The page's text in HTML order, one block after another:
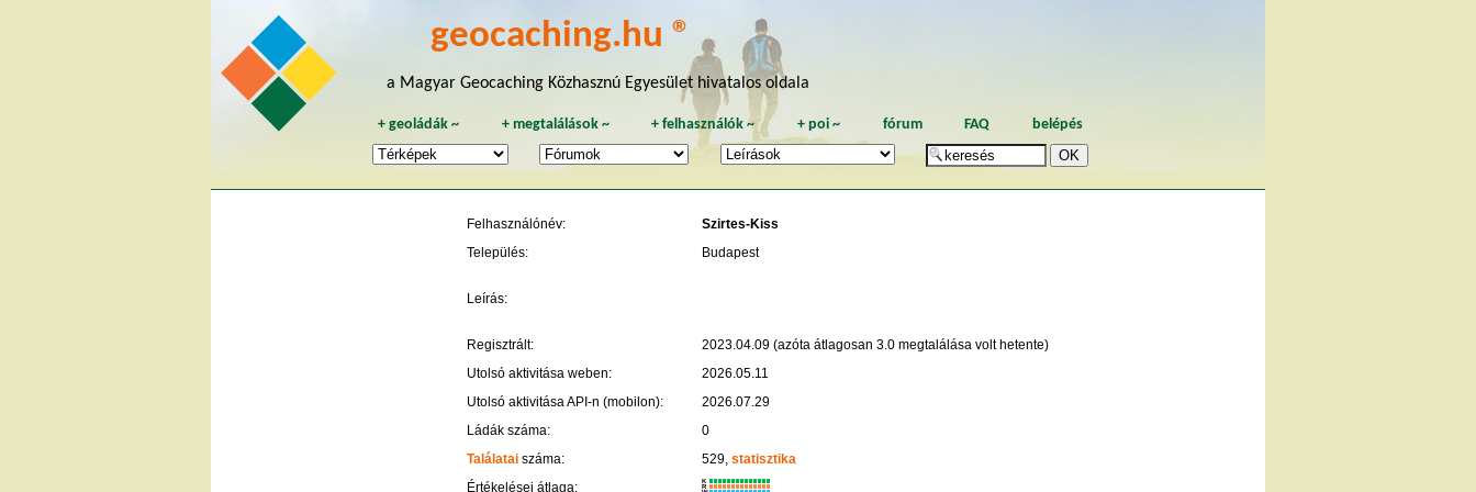
geocaching.hu ®
a Magyar Geocaching Közhasznú Egyesület hivatalos oldala
+geoládák ~ + megtalálások~ +felhasználók ~ + poi~ fórum FAQ belépés
Felhasználónév:
Szirtes-Kiss
Település:
Budapest
Leírás:
Regisztrált:
2023.04.09 (azóta átlagosan 3.0 megtalálása volt hetente)
Utolsó aktivitása weben:
2026.05.11
Utolsó aktivitása API-n (mobilon):
2026.07.29
Ládák száma:
0
Találatai száma: 529, statisztika
Értékelései átlaga:
K
R